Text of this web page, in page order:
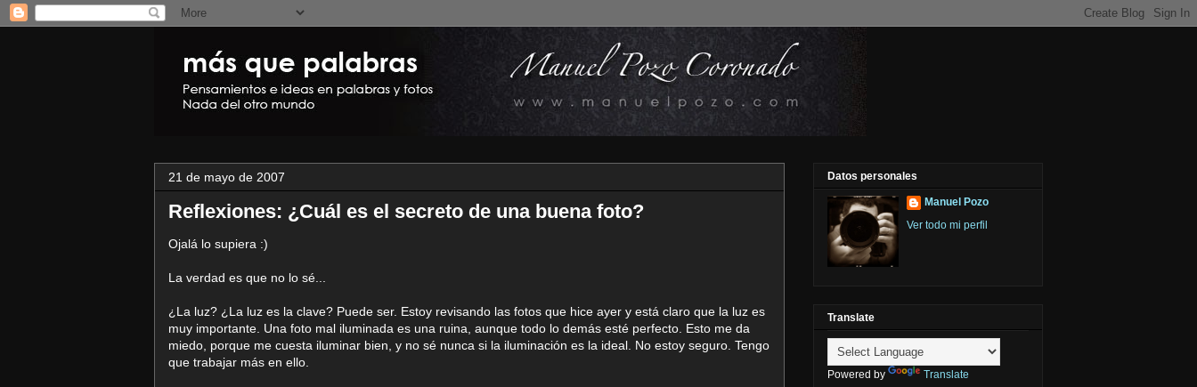
21 de mayo de 2007
Reflexiones: ¿Cuál es el secreto de una buena foto?
Ojalá lo supiera :)
La verdad es que no lo sé...
¿La luz? ¿La luz es la clave? Puede ser. Estoy revisando las fotos que hice ayer y está claro que la luz es
muy importante. Una foto mal iluminada es una ruina, aunque todo lo demás esté perfecto. Esto me da
miedo, porque me cuesta iluminar bien, y no sé nunca si la iluminación es la ideal. No estoy seguro. Tengo
que trabajar más en ello.
Datos personales
Manuel Pozo
Ver todo mi perfil
Translate
Powered by Translate